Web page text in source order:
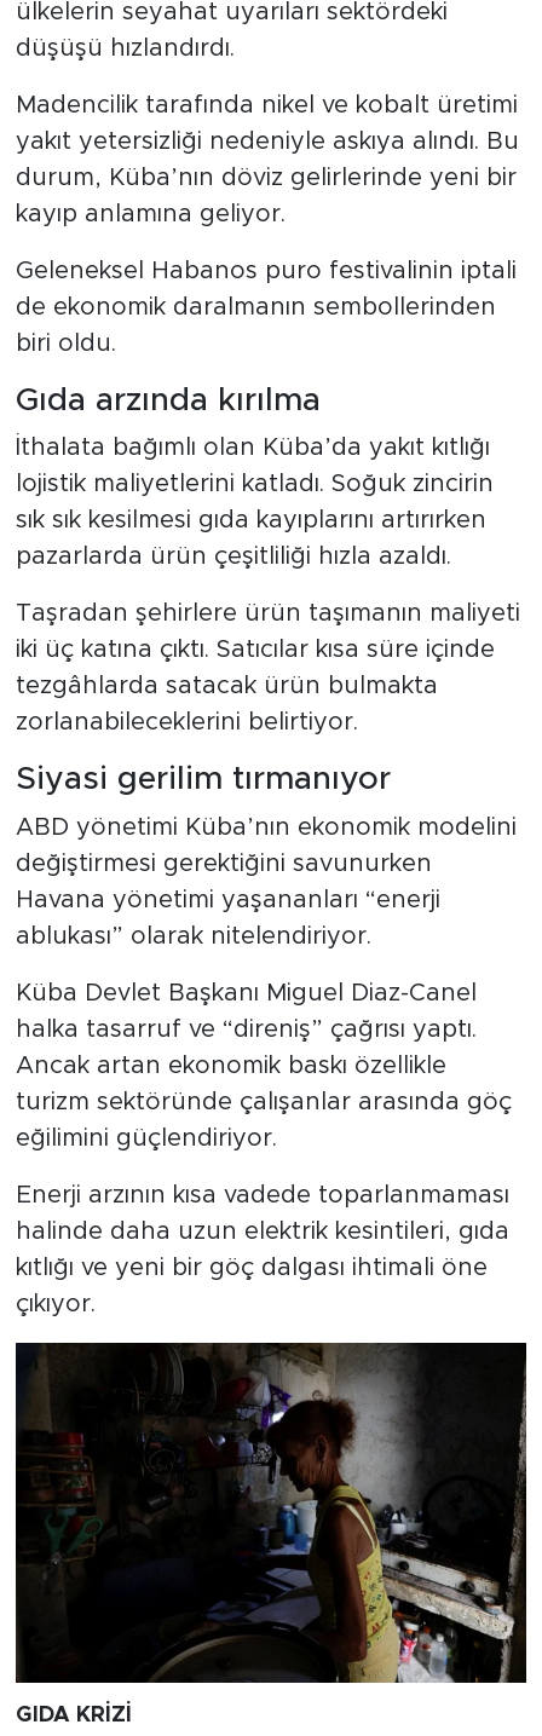
ülkelerin seyahat uyarıları sektördeki
düşüşü hızlandırdı.
Madencilik tarafında nikel ve kobalt üretimi
yakıt yetersizliği nedeniyle askıya alındı. Bu
durum, Küba’nın döviz gelirlerinde yeni bir
kayıp anlamına geliyor.
Geleneksel Habanos puro festivalinin iptali
de ekonomik daralmanın sembollerinden
biri oldu.
Gıda arzında kırılma
İthalata bağımlı olan Küba’da yakıt kıtlığı
lojistik maliyetlerini katladı. Soğuk zincirin
sık sık kesilmesi gıda kayıplarını artırırken
pazarlarda ürün çeşitliliği hızla azaldı.
Taşradan şehirlere ürün taşımanın maliyeti
iki üç katına çıktı. Satıcılar kısa süre içinde
tezgâhlarda satacak ürün bulmakta
zorlanabileceklerini belirtiyor.
Siyasi gerilim tırmanıyor
ABD yönetimi Küba’nın ekonomik modelini
değiştirmesi gerektiğini savunurken
Havana yönetimi yaşananları “enerji
ablukası” olarak nitelendiriyor.
Küba Devlet Başkanı Miguel Diaz-Canel
halka tasarruf ve “direniş” çağrısı yaptı.
Ancak artan ekonomik baskı özellikle
turizm sektöründe çalışanlar arasında göç
eğilimini güçlendiriyor.
Enerji arzının kısa vadede toparlanmaması
halinde daha uzun elektrik kesintileri, gıda
kıtlığı ve yeni bir göç dalgası ihtimali öne
çıkıyor.
GIDA KRİZİ